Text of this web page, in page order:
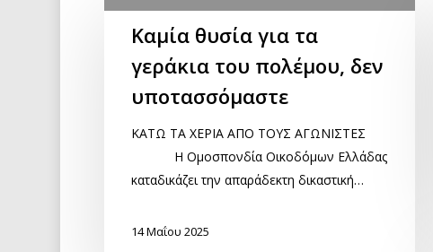
Καμία θυσία για τα
γεράκια του πολέμου, δεν
υποτασσόμαστε
ΚΑΤΩ ΤΑ ΧΕΡΙΑ ΑΠΟ ΤΟΥΣ ΑΓΩΝΙΣΤΕΣ
Η Ομοσπονδία Οικοδόμων Ελλάδας
καταδικάζει την απαράδεκτη δικαστική…
14 Μαΐου 2025